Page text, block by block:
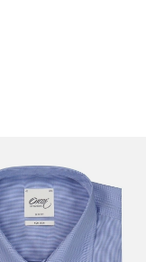
en modern fit som
tight. Den
perfekt för
touch,
mönster.